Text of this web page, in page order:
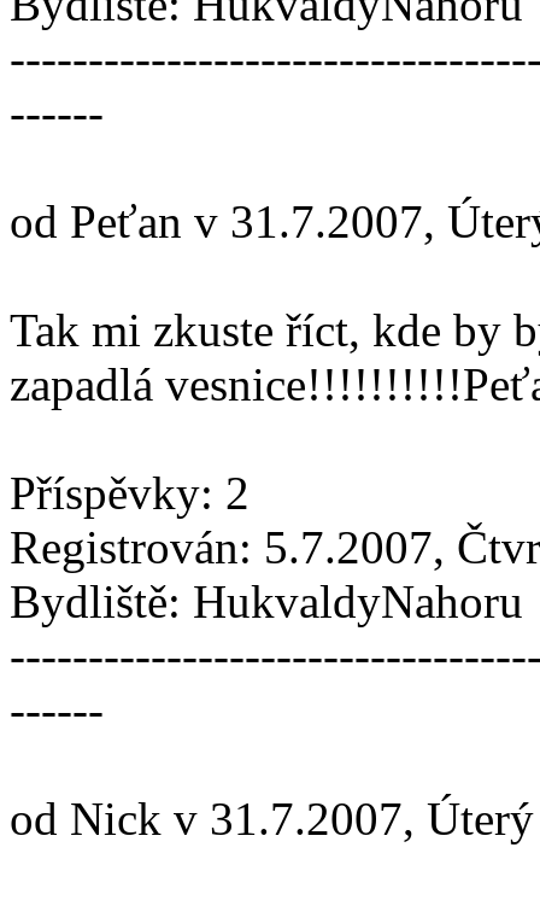
------
od Peťan v 31.7.2007,
Tak mi zkuste říct, kde by
zapadlá
Příspěvky: 2
Registrován: 5.7.2007,
Bydliště: HukvaldyNahoru
------
od Nick v 31.7.2007,